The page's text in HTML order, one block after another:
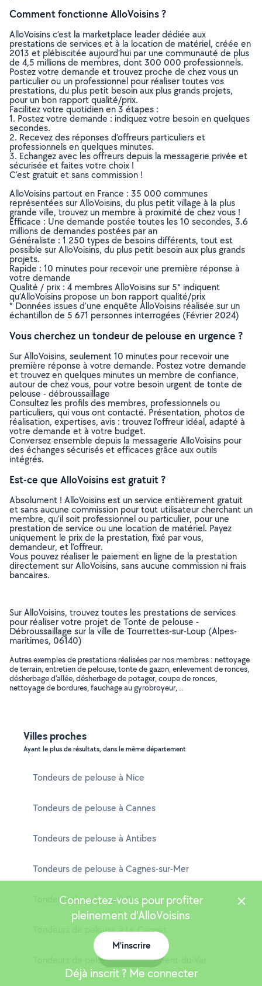
Comment fonctionne AlloVoisins ?
AlloVoisins c’est la marketplace leader dédiée aux
prestations de services et à la location de matériel, créée en
2013 et plébiscitée aujourd’hui par une communauté de plus
de 4,5 millions de membres, dont 300 000 professionnels.
Postez votre demande et trouvez proche de chez vous un
particulier ou un professionnel pour réaliser toutes vos
prestations, du plus petit besoin aux plus grands projets,
pour un bon rapport qualité/prix.
Facilitez votre quotidien en 3 étapes :
1. Postez votre demande : indiquez votre besoin en quelques
secondes.
2. Recevez des réponses d’offreurs particuliers et
professionnels en quelques minutes.
3. Echangez avec les offreurs depuis la messagerie privée et
sécurisée et faites votre choix !
C’est gratuit et sans commission !
AlloVoisins partout en France : 35 000 communes
représentées sur AlloVoisins, du plus petit village à la plus
grande ville, trouvez un membre à proximité de chez vous !
Efficace : Une demande postée toutes les 10 secondes, 3.6
millions de demandes postées par an
Généraliste : 1 250 types de besoins différents, tout est
possible sur AlloVoisins, du plus petit besoin aux plus grands
projets.
Rapide : 10 minutes pour recevoir une première réponse à
votre demande
Qualité / prix : 4 membres AlloVoisins sur 5* indiquent
qu’AlloVoisins propose un bon rapport qualité/prix
* Données issues d’une enquête AlloVoisins réalisée sur un
échantillon de 5 671 personnes interrogées (Février 2024)
Vous cherchez un tondeur de pelouse en urgence ?
Sur AlloVoisins, seulement 10 minutes pour recevoir une
première réponse à votre demande. Postez votre demande
et trouvez en quelques minutes un membre de confiance,
autour de chez vous, pour votre besoin urgent de tonte de
pelouse - débroussaillage
Consultez les profils des membres, professionnels ou
particuliers, qui vous ont contacté. Présentation, photos de
réalisation, expertises, avis : trouvez l'offreur idéal, adapté à
votre demande et à votre budget.
Conversez ensemble depuis la messagerie AlloVoisins pour
des échanges sécurisés et efficaces grâce aux outils
intégrés.
Est-ce que AlloVoisins est gratuit ?
Absolument ! AlloVoisins est un service entièrement gratuit
et sans aucune commission pour tout utilisateur cherchant un
membre, qu’il soit professionnel ou particulier, pour une
prestation de service ou une location de matériel. Payez
uniquement le prix de la prestation, fixé par vous,
demandeur, et l’offreur.
Vous pouvez réaliser le paiement en ligne de la prestation
directement sur AlloVoisins, sans aucune commission ni frais
bancaires.
Sur AlloVoisins, trouvez toutes les prestations de services
pour réaliser votre projet de Tonte de pelouse -
Débroussaillage sur la ville de Tourrettes-sur-Loup (Alpes-
maritimes, 06140)
Autres exemples de prestations réalisées par nos membres : nettoyage
de terrain, entretien de pelouse, tonte de gazon, enlevement de ronces,
désherbage d'allée, désherbage de potager, coupe de ronces,
nettoyage de bordures, fauchage au gyrobroyeur, ..
Villes proches
Ayant le plus de résultats, dans le même département
Tondeurs de pelouse à Nice
Tondeurs de pelouse à Cannes
Tondeurs de pelouse à Antibes
Tondeurs de pelouse à Cagnes-sur-Mer
Tondeurs de pelouse à Grasse
Tondeurs de pelouse à Le Cannet
Tondeurs de pelouse à Saint-Laurent-du-Var
Connectez-vous pour profiter
pleinement d'AlloVoisins
M'inscrire
Déjà inscrit ? Me connecter